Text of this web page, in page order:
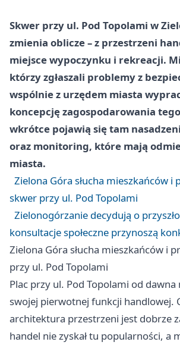
Skwer przy ul. Pod Topolami w
zmienia oblicze – z przestrzeni
miejsce wypoczynku i rekreacji.
którzy zgłaszali problemy z
wspólnie z urzędem miasta
koncepcję zagospodarowania
wkrótce pojawią się tam
oraz monitoring, które mają
miasta.
Zielona Góra słucha mieszkańców i
skwer przy ul. Pod Topolami
Zielonogórzanie decydują o
konsultacje społeczne przynoszą
Zielona Góra słucha mieszkańców i
przy ul. Pod Topolami
Plac przy ul. Pod Topolami od dawna
swojej pierwotnej funkcji handlowej.
architektura przestrzeni jest dobrze
handel nie zyskał tu popularności, a